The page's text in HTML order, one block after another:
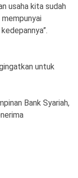
usaha kita sudah
mempunyai
untuk
Bank Syariah,